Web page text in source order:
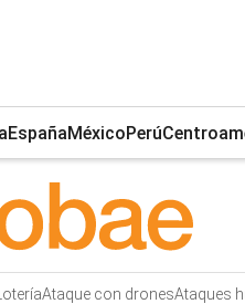
EspañaMéxicoPerú
Ataque con dronesAtaques